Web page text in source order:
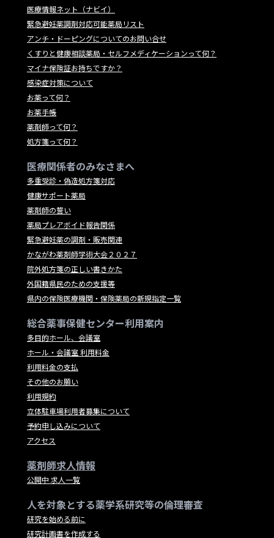
医療情報ネット（ナビイ）
緊急避妊薬調剤対応可能薬局リスト
アンチ・ドーピングについてのお問い合せ
くすりと健康相談薬局・セルフメディケーションって何？
マイナ保険証お持ちですか？
感染症対策について
お薬って何？
お薬手帳
薬剤師って何？
処方箋って何？
医療関係者のみなさまへ
多重受診・偽造処方箋対応
健康サポート薬局
薬剤師の誓い
薬局プレアボイド報告関係
緊急避妊薬の調剤・販売関連
かながわ薬剤師学術大会２０２７
院外処方箋の正しい書きかた
外国籍県民のための支援等
県内の保険医療機関・保険薬局の新規指定一覧
総合薬事保健センター利用案内
多目的ホール、会議室
ホール・会議室 利用料金
利用料金の支払
その他のお願い
利用規約
立体駐車場利用者募集について
予約申し込みについて
アクセス
薬剤師求人情報
公開中 求人一覧
人を対象とする薬学系研究等の倫理審査
研究を始める前に
研究計画書を作成する